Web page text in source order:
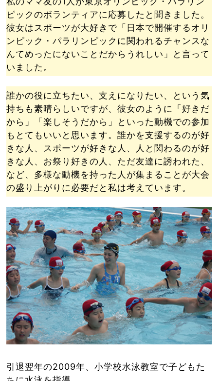
ピックのボランティアに応募したと聞きました。
彼女はスポーツが大好きで「日本で開催するオリ
ンピック・パラリンピックに関われるチャンスな
んてめったにないことだからうれしい」と言って
いました。
誰かの役に立ちたい、支えになりたい、という気
持ちも素晴らしいですが、彼女のように「好きだ
から」「楽しそうだから」といった動機での参加
もとてもいいと思います。誰かを支援するのが好
きな人、スポーツが好きな人、人と関わるのが好
きな人、お祭り好きの人、ただ友達に誘われた、
など、多様な動機を持った人が集まることが大会
の盛り上がりに必要だと私は考えています。
引退翌年の2009年、小学校水泳教室で子どもた